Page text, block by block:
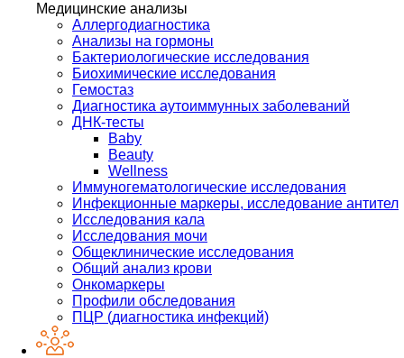
Медицинские анализы
Аллергодиагностика
Анализы на гормоны
Бактериологические исследования
Биохимические исследования
Гемостаз
Диагностика аутоиммунных заболеваний
ДНК-тесты
Baby
Beauty
Wellness
Иммуногематологические исследования
Инфекционные маркеры, исследование антител
Исследования кала
Исследования мочи
Общеклинические исследования
Общий анализ крови
Онкомаркеры
Профили обследования
ПЦР (диагностика инфекций)